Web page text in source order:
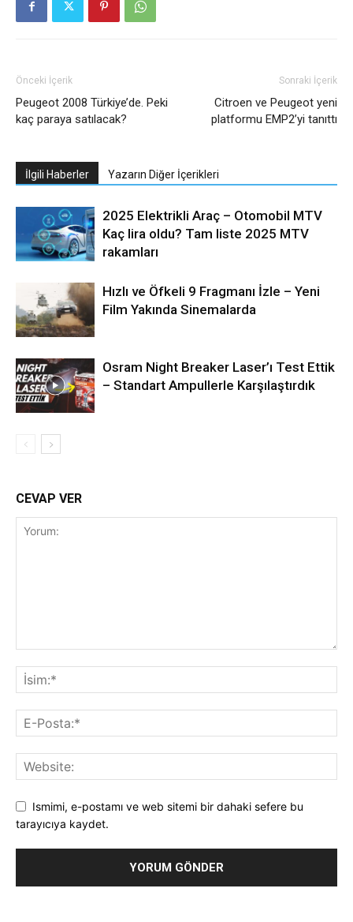
Önceki İçerik
Peugeot 2008 Türkiye’de. Peki
kaç paraya satılacak?
Sonraki İçerik
Citroen ve Peugeot yeni
platformu EMP2’yi tanıttı
İlgili Haberler Yazarın Diğer İçerikleri
2025 Elektrikli Araç – Otomobil MTV
Kaç lira oldu? Tam liste 2025 MTV
rakamları
Hızlı ve Öfkeli 9 Fragmanı İzle – Yeni
Film Yakında Sinemalarda
Osram Night Breaker Laser’ı Test Ettik
– Standart Ampullerle Karşılaştırdık
CEVAP VER
Ismimi, e-postamı ve web sitemi bir dahaki sefere bu
tarayıcıya kaydet.